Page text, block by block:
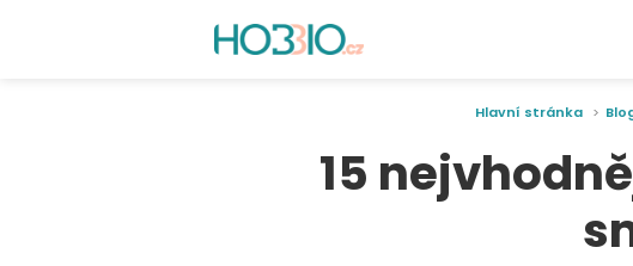
Hlavní stránka
15